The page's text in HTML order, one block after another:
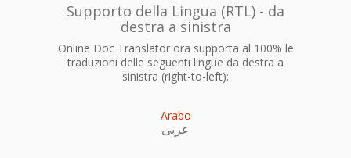
Supporto della Lingua (RTL) - da
destra a sinistra
Online Doc Translator ora supporta al 100% le
traduzioni delle seguenti lingue da destra a
sinistra (right-to-left):
Arabo
عربى